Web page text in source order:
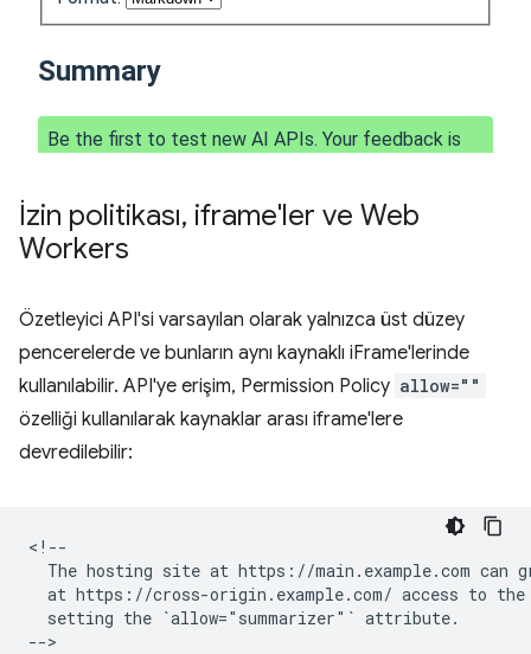
İzin politikası, iframe'ler ve Web
Workers
Özetleyici API'si varsayılan olarak yalnızca üst düzey
pencerelerde ve bunların aynı kaynaklı iFrame'lerinde
kullanılabilir. API'ye erişim, Permission Policy allow=""
özelliği kullanılarak kaynaklar arası iframe'lere
devredilebilir:
<!--
The hosting site at https://main.example.com can
at https://cross-origin.example.com/ access to
  setting the `allow="summarizer"` attribute.
-->